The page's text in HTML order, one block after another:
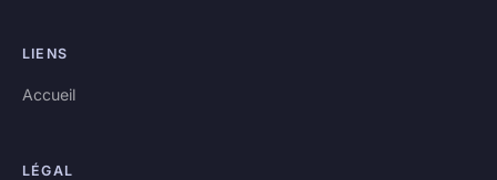
LIENS
Accueil
LÉGAL